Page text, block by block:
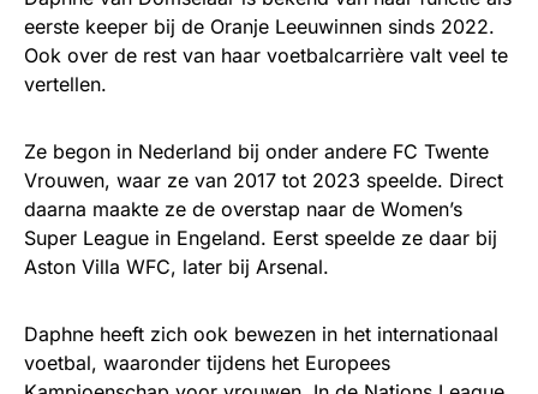
eerste keeper bij de Oranje Leeuwinnen sinds 2022.
Ook over de rest van haar voetbalcarrière valt veel te
vertellen.
Ze begon in Nederland bij onder andere FC Twente
Vrouwen, waar ze van 2017 tot 2023 speelde. Direct
daarna maakte ze de overstap naar de Women’s
Super League in Engeland. Eerst speelde ze daar bij
Aston Villa WFC, later bij Arsenal.
Daphne heeft zich ook bewezen in het internationaal
voetbal, waaronder tijdens het Europees